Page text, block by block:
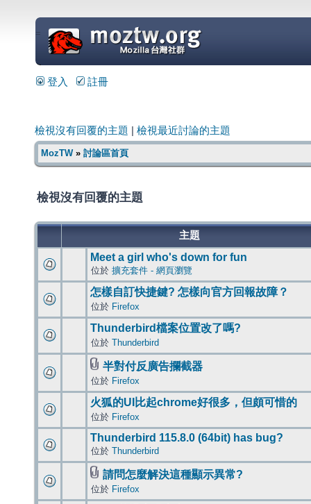
=
登入 註冊
檢視沒有回覆的主題 檢視最近討論的主題
MozTW» 討論區首頁
檢視沒有回覆的主題
主題
Meet a girl who's down for fun
位於 擴充套件 - 網頁瀏覽
怎樣自訂快捷鍵? 怎樣向官方回報故障？
位於 Firefox
Thunderbird檔案位置改了嗎?
位於 Thunderbird
半對付反廣告攔截器
位於 Firefox
火狐的UI比起chrome好很多，但頗可惜的
位於 Firefox
Thunderbird 115.8.0 (64bit) has bug?
位於 Thunderbird
請問怎麼解決這種顯示異常?
位於 Firefox